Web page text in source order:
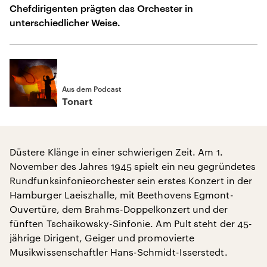
Chefdirigenten prägten das Orchester in
unterschiedlicher Weise.
Aus dem Podcast
Tonart
Düstere Klänge in einer schwierigen Zeit. Am 1.
November des Jahres 1945 spielt ein neu gegründetes
Rundfunksinfonieorchester sein erstes Konzert in der
Hamburger Laeiszhalle, mit Beethovens Egmont-
Ouvertüre, dem Brahms-Doppelkonzert und der
fünften Tschaikowsky-Sinfonie. Am Pult steht der 45-
jährige Dirigent, Geiger und promovierte
Musikwissenschaftler Hans-Schmidt-Isserstedt.